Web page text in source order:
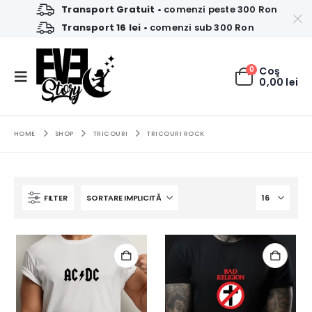
Transport Gratuit • comenzi peste 300 Ron
Transport 16 lei • comenzi sub 300 Ron
0 Coş
0,00 lei
HOME SHOP TRICOURI TRICOURI ROCK
FILTER